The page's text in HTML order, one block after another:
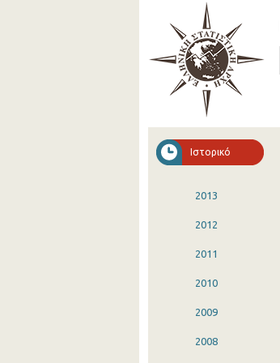
Ιστορικό
2013
2012
2011
2010
2009
2008